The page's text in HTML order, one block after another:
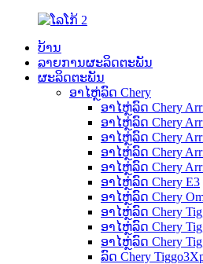
ບ້ານ
ລາຍການຜະລິດຕະພັນ
ຜະລິດຕະພັນ
ອາໄຫຼ່ລົດ Chery
ອາໄຫຼ່ລົດ Chery
ອາໄຫຼ່ລົດ Chery
ອາໄຫຼ່ລົດ Chery
ອາໄຫຼ່ລົດ Chery
ອາໄຫຼ່ລົດ Chery
ອາໄຫຼ່ລົດ Chery E3
ອາໄຫຼ່ລົດ Chery
ອາໄຫຼ່ລົດ Chery
ອາໄຫຼ່ລົດ Chery
ອາໄຫຼ່ລົດ Chery
ລົດ Chery